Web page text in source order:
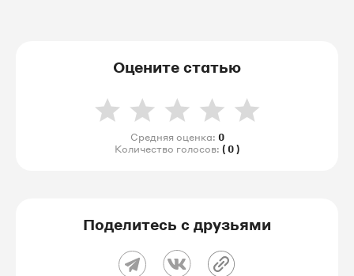
Оцените статью
Средняя оценка: 0
Количество голосов: ( 0 )
Поделитесь с друзьями